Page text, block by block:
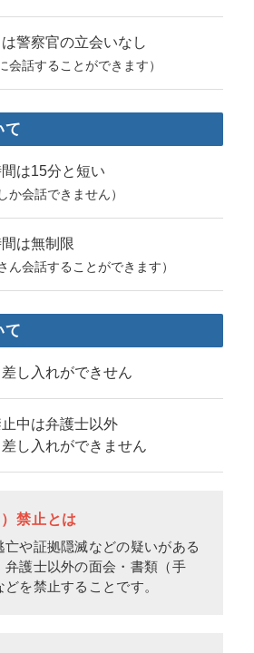
警察官の立会いなし
会話することができます）
て
は15分と短い
か会話できません）
は無制限
ん会話することができます）
て
し入れができせん
中は弁護士以外
し入れができません
禁止とは
亡や証拠隠滅などの疑いがある
弁護士以外の面会・書類（手
を禁止することです。